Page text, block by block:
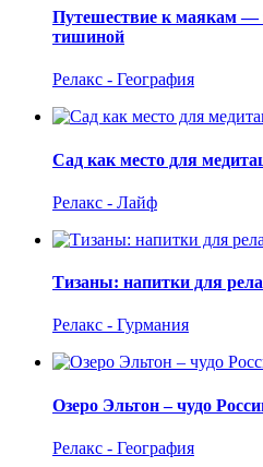
Путешествие к маякам —
тишиной
Релакс - География
Сад как место для
Релакс - Лайф
Тизаны: напитки для
Релакс - Гурмания
Озеро Эльтон – чудо
Релакс - География